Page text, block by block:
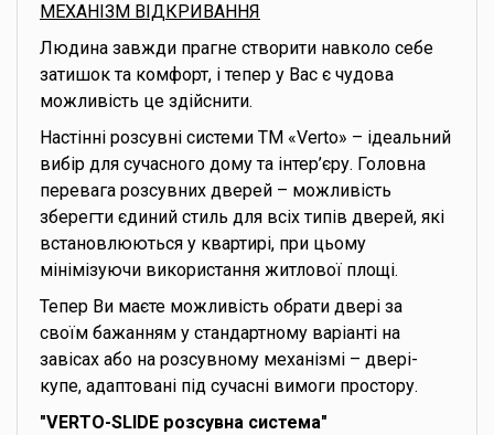
МЕХАНІЗМ ВІДКРИВАННЯ
Людина завжди прагне створити навколо себе
затишок та комфорт, і тепер у Вас є чудова
можливість це здійснити.
Настінні розсувні системи ТМ «Verto» – ідеальний
вибір для сучасного дому та інтер’єру. Головна
перевага розсувних дверей – можливість
зберегти єдиний стиль для всіх типів дверей, які
встановлюються у квартирі, при цьому
мінімізуючи використання житлової площі.
Тепер Ви маєте можливість обрати двері за
своїм бажанням у стандартному варіанті на
завісах або на розсувному механізмі – двері-
купе, адаптовані під сучасні вимоги простору.
"VERTO-SLIDE розсувна система"